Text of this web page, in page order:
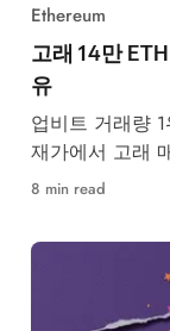
Ethereum
고래 14만
유
업비트 거래량
재가에서 고래
속 $2,367 저항
8 min read